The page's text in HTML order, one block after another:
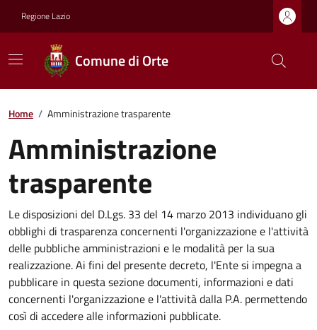
Regione Lazio
Comune di Orte
Home / Amministrazione trasparente
Amministrazione
trasparente
Le disposizioni del D.Lgs. 33 del 14 marzo 2013 individuano gli
obblighi di trasparenza concernenti l'organizzazione e l'attività
delle pubbliche amministrazioni e le modalità per la sua
realizzazione. Ai fini del presente decreto, l'Ente si impegna a
pubblicare in questa sezione documenti, informazioni e dati
concernenti l'organizzazione e l'attività dalla P.A. permettendo
così di accedere alle informazioni pubblicate.